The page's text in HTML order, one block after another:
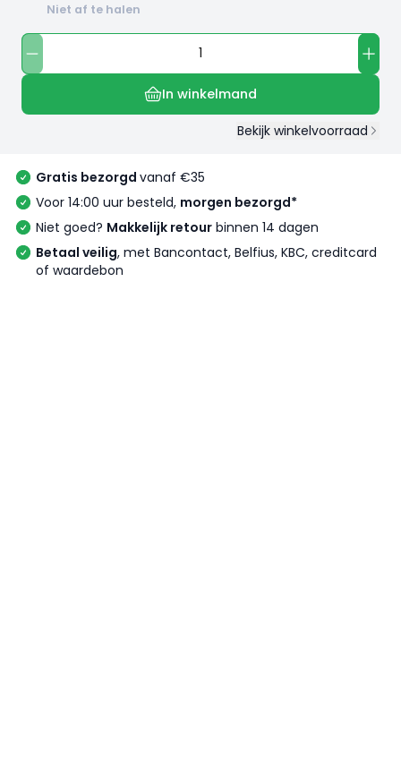
Niet af te halen
In winkelmand
Bekijk winkelvoorraad
Gratis bezorgd vanaf €35
Voor 14:00 uur besteld, morgen bezorgd*
Niet goed? Makkelijk retour binnen 14 dagen
Betaal veilig, met Bancontact, Belfius, KBC, creditcard
of waardebon